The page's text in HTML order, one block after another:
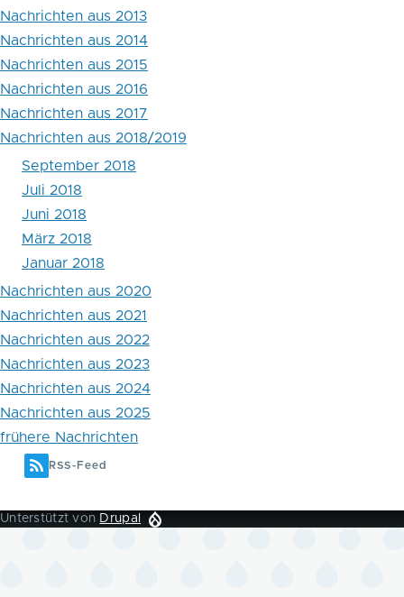
Nachrichten aus 2013
Nachrichten aus 2014
Nachrichten aus 2015
Nachrichten aus 2016
Nachrichten aus 2017
Nachrichten aus 2018/2019
September 2018
Juli 2018
Juni 2018
März 2018
Januar 2018
Nachrichten aus 2020
Nachrichten aus 2021
Nachrichten aus 2022
Nachrichten aus 2023
Nachrichten aus 2024
Nachrichten aus 2025
frühere Nachrichten
RSS-Feed
Unterstützt von Drupal